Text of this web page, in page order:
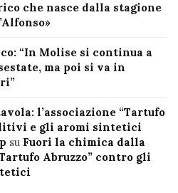
che nasce dalla stagione
“In Molise si continua a
ma poi si va in
l’associazione “Tartufo
e gli aromi sintetici
su Fuori la chimica dalla
Abruzzo” contro gli